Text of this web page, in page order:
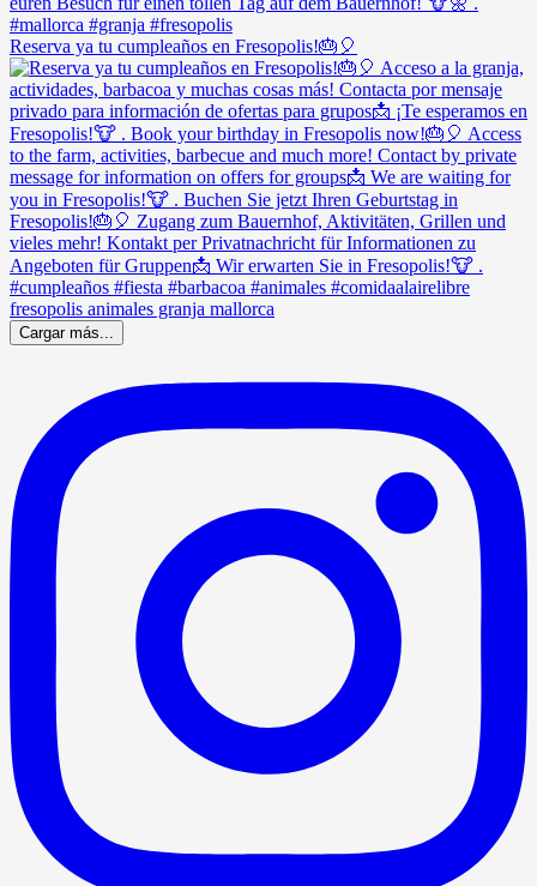
Reserva ya tu cumpleaños en Fresopolis!🎂🎈
Cargar más...